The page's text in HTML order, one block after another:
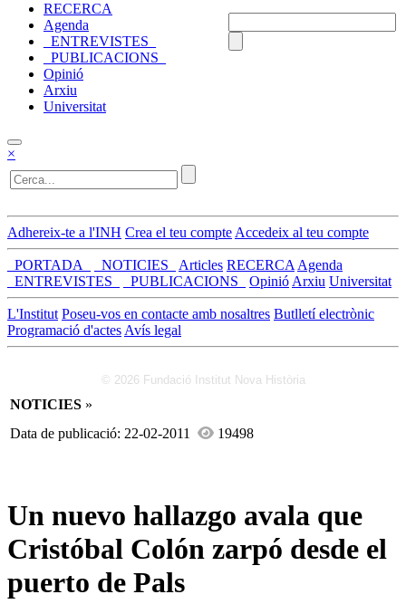
RECERCA
Agenda
_ENTREVISTES_
_PUBLICACIONS_
Opinió
Arxiu
Universitat
×
Adhereix-te a l'INH Crea el teu compte Accedeix al teu compte
_PORTADA_ _NOTICIES_ Articles RECERCA Agenda
_ENTREVISTES_
_PUBLICACIONS_ Opinió Arxiu Universitat
L'Institut Poseu-vos en contacte amb nosaltres Butlletí electrònic
Programació d'actes Avís legal
© 2026 Fundació Institut Nova Història
NOTICIES »
Data de publicació: 22-02-2011
19498
Un nuevo hallazgo avala que
Cristóbal Colón zarpó desde el
puerto de Pals